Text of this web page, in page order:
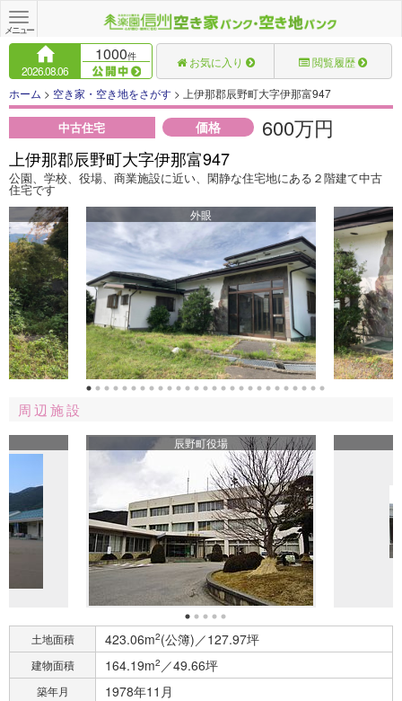
Toggle
navigation
メニュー
2026.08.06
1000件 お気に入り 閲覧履歴
ホーム > 空き家・空き地をさがす > 上伊那郡辰野町大字伊那富947
中古住宅 価格 600万円
上伊那郡辰野町大字伊那富947
公園、学校、役場、商業施設に近い、閑静な住宅地にある２階建て中古
住宅です
外眼
周辺施設
辰野町役場
土地面積 423.06m2(公簿)／127.97坪
建物面積 164.19m2 ／49.66坪
築年月 1978年11月